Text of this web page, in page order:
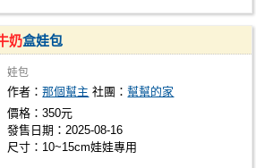
奶盒娃包
娃包
作者：那個幫主 社團：幫幫的家
價格：350元
發售日期：2025-08-16
尺寸：10~15cm娃娃專用